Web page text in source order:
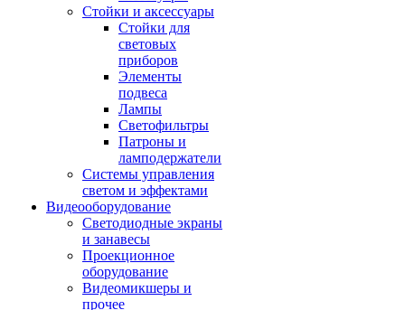
Стойки и аксессуары
Стойки для
световых
приборов
Элементы
подвеса
Лампы
Светофильтры
Патроны и
ламподержатели
Системы управления
светом и эффектами
Видеооборудование
Светодиодные экраны
и занавесы
Проекционное
оборудование
Видеомикшеры и
прочее